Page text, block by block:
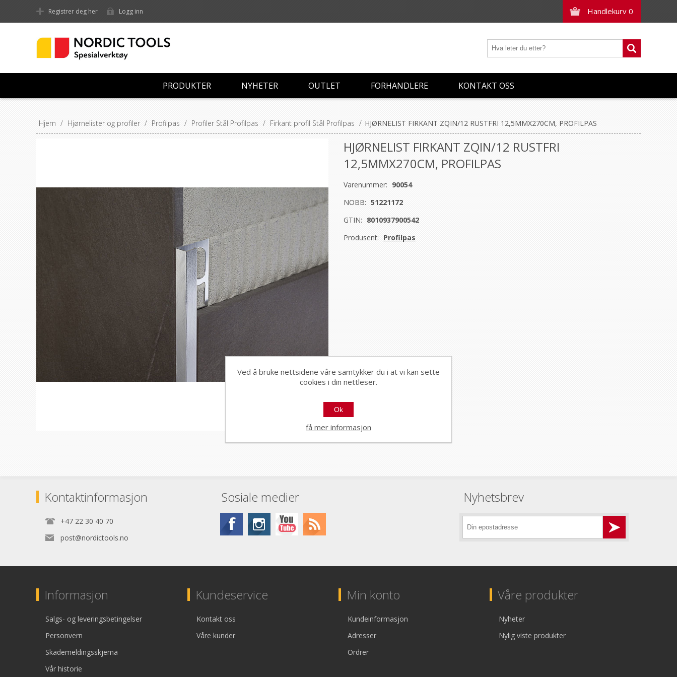
Handlekurv 0
Registrer deg her Logg inn
PRODUKTER NYHETER OUTLET FORHANDLERE KONTAKT OSS
Hjem / Hjørnelister og profiler / Profilpas / Profiler Stål Profilpas / Firkant profil Stål Profilpas / HJØRNELIST FIRKANT ZQIN/12 RUSTFRI 12,5MMX270CM, PROFILPAS
HJØRNELIST FIRKANT ZQIN/12 RUSTFRI
12,5MMX270CM, PROFILPAS
Varenummer: 90054
NOBB: 51221172
GTIN: 8010937900542
Produsent: Profilpas
Kontaktinformasjon
+47 22 30 40 70
post@nordictools.no
Sosiale medier Nyhetsbrev
Informasjon
Salgs- og leveringsbetingelser
Personvern
Skademeldingsskjema
Vår historie
Kundeservice
Kontakt oss
Våre kunder
Min konto
Kundeinformasjon
Adresser
Ordrer
Våre produkter
Nyheter
Nylig viste produkter
Ved å bruke nettsidene våre samtykker du i at vi kan sette
cookies i din nettleser.
Ok
få mer informasjon